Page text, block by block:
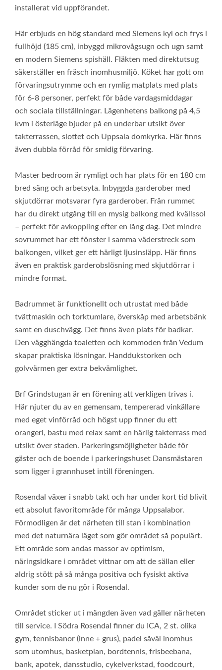
installerat vid uppförandet.
Här erbjuds en hög standard med Siemens kyl och frys i
fullhöjd (185 cm), inbyggd mikrovågsugn och ugn samt
en modern Siemens spishäll. Fläkten med direktutsug
säkerställer en fräsch inomhusmiljö. Köket har gott om
förvaringsutrymme och en rymlig matplats med plats
för 6-8 personer, perfekt för både vardagsmiddagar
och sociala tillställningar. Lägenhetens balkong på 4,5
kvm i österläge bjuder på en underbar utsikt över
takterrassen, slottet och Uppsala domkyrka. Här finns
även dubbla förråd för smidig förvaring.
Master bedroom är rymligt och har plats för en 180 cm
bred säng och arbetsyta. Inbyggda garderober med
skjutdörrar motsvarar fyra garderober. Från rummet
har du direkt utgång till en mysig balkong med kvällssol
– perfekt för avkoppling efter en lång dag. Det mindre
sovrummet har ett fönster i samma väderstreck som
balkongen, vilket ger ett härligt ljusinsläpp. Här finns
även en praktisk garderobslösning med skjutdörrar i
mindre format.
Badrummet är funktionellt och utrustat med både
tvättmaskin och torktumlare, överskåp med arbetsbänk
samt en duschvägg. Det finns även plats för badkar.
Den vägghängda toaletten och kommoden från Vedum
skapar praktiska lösningar. Handdukstorken och
golvvärmen ger extra bekvämlighet.
Brf Grindstugan är en förening att verkligen trivas i.
Här njuter du av en gemensam, tempererad vinkällare
med eget vinförråd och högst upp finner du ett
orangeri, bastu med relax samt en härlig takterrass med
utsikt över staden. Parkeringsmöjligheter både för
gäster och de boende i parkeringshuset Dansmästaren
som ligger i grannhuset intill föreningen.
Rosendal växer i snabb takt och har under kort tid blivit
ett absolut favoritområde för många Uppsalabor.
Förmodligen är det närheten till stan i kombination
med det naturnära läget som gör området så populärt.
Ett område som andas massor av optimism,
näringsidkare i området vittnar om att de sällan eller
aldrig stött på så många positiva och fysiskt aktiva
kunder som de nu gör i Rosendal.
Området sticker ut i mängden även vad gäller närheten
till service. I Södra Rosendal finner du ICA, 2 st. olika
gym, tennisbanor (inne + grus), padel såväl inomhus
som utomhus, basketplan, bordtennis, frisbeebana,
bank, apotek, dansstudio, cykelverkstad, foodcourt,